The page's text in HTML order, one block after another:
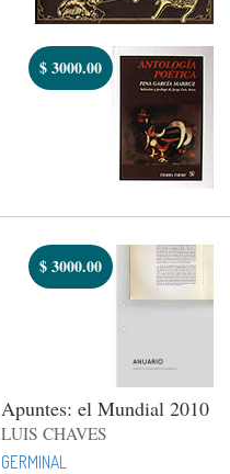
$3000.00
$3000.00
Apuntes: el Mundial 2010
LUIS CHAVES
GERMINAL